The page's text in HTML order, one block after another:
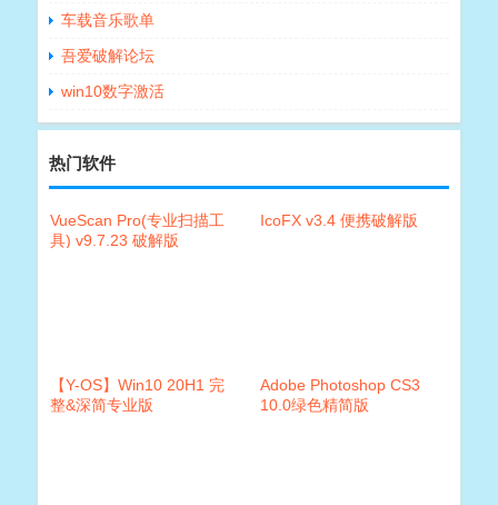
车载音乐歌单
吾爱破解论坛
win10数字激活
热门软件
VueScan Pro(专业扫描工
具) v9.7.23 破解版
IcoFX v3.4 便携破解版
【Y-OS】Win10 20H1 完
整&深简专业版
Adobe Photoshop CS3
10.0绿色精简版